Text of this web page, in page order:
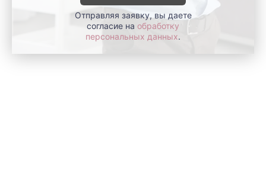
Отправляя заявку, вы даете
согласие на обработку
персональных данных.